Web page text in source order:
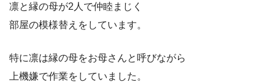
凛と縁の母が2人で仲睦まじく
部屋の模様替えをしています。
特に凛は縁の母をお母さんと呼びながら
上機嫌で作業をしていました。